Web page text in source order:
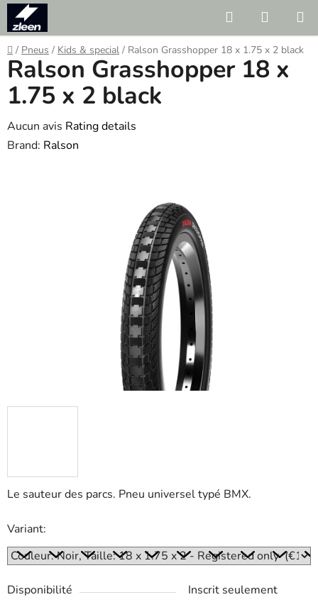
Skip
content
Search
CART
Home
/ Pneus / Kids & special / Ralson Grasshopper 18 x 1.75 x 2 black
Le sauteur des parcs. Pneu universel typé BMX.
Variant:
Disponibilité
Inscrit seulement
Ralson Grasshopper 18 x
1.75 x 2 black
The
average
Aucun avis Rating details
Brand: Ralson